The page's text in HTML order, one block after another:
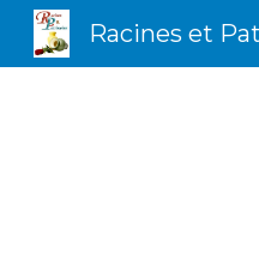
Racines et